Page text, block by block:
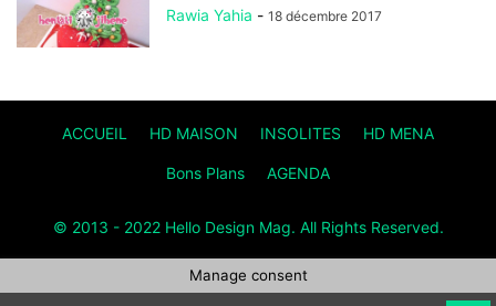
Rawia Yahia - 18 décembre 2017
ACCUEIL HD MAISON INSOLITES HD MENA
Bons Plans AGENDA
© 2013 - 2022 Hello Design Mag. All Rights Reserved.
Manage consent